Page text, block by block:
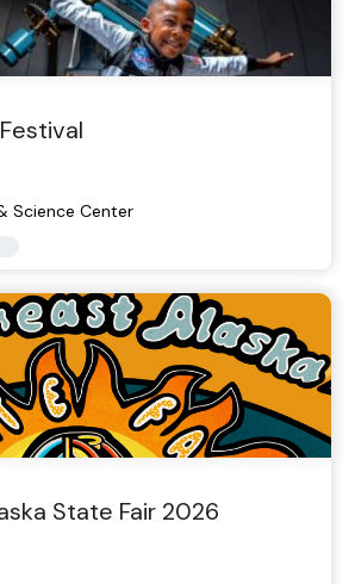
Science Center
State Fair 2026